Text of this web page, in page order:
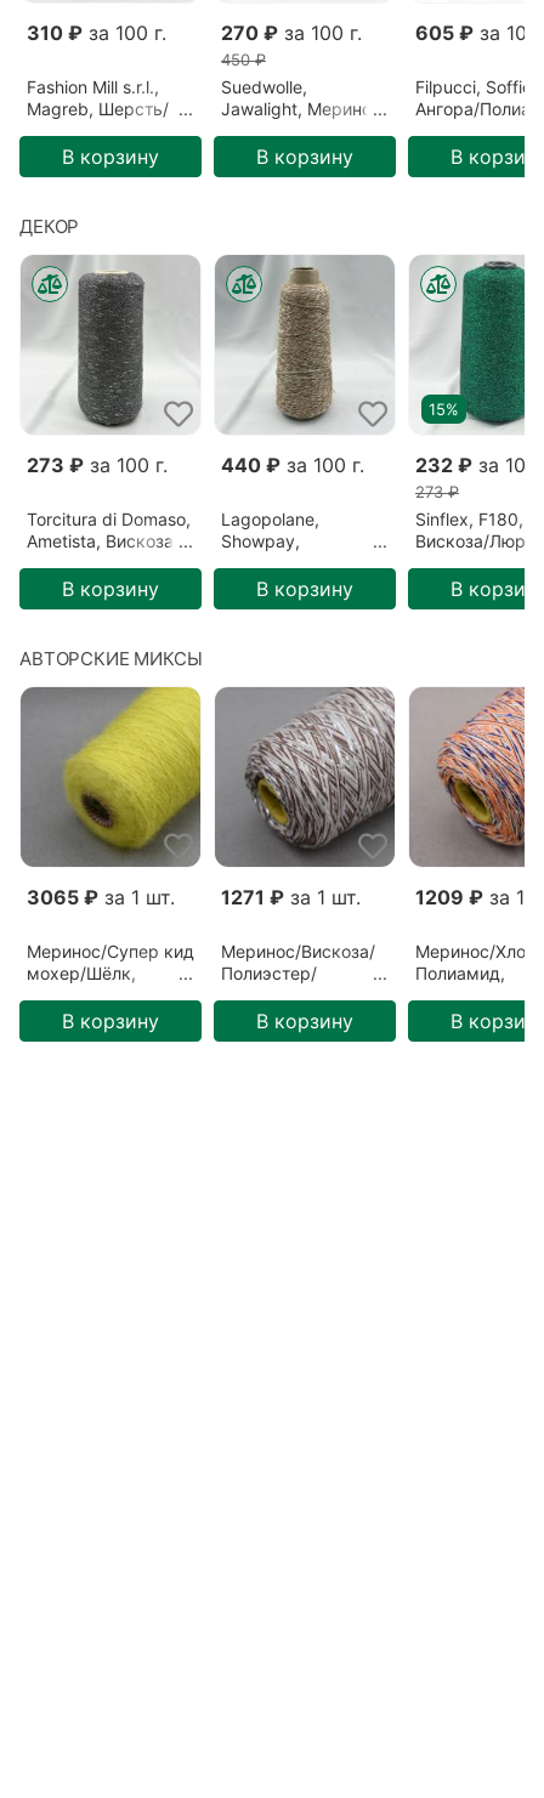
310 ₽ за 100 г.
Fashion Mill s.r.l.,
Magreb, Шерсть/
Розовый/Ягода
(26640)
В корзину
270 ₽ за 100 г.
450 ₽
Suedwolle,
Jawalight, Меринос,
(S6F72809)
В корзину
605 ₽ за 100
Filpucci, Soffio,
Ангора/
(213)В
ДЕКОР
273 ₽ за 100 г.
Torcitura di Domaso,
Ametista, Вискоза/
Сияние звезды
(103)
В корзину
440 ₽ за 100 г.
Lagopolane,
Showpay,
Иные волокна/
Пайетки, Бежевый/
В корзину
15%
232 ₽ за 100
273 ₽
Sinflex, F180,
Вискоза/
(L6010)
В
АВТОРСКИЕ МИКСЫ
3065 ₽ за 1 шт.
Меринос/Супер кид
мохер/Шёлк,
Лимон (ГЛ-00050)
В корзину
1271 ₽ за 1 шт.
Меринос/Вискоза/
Полиэстер/
Разноцветный/
Латте (ГЛ-00075)
В корзину
1209 ₽ за 1
Меринос/
Полиамид,
Голландия
(ГЛ-00073)
В